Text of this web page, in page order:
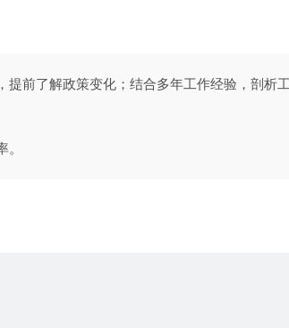
前了解政策变化；结合多年工作经验，剖析
。